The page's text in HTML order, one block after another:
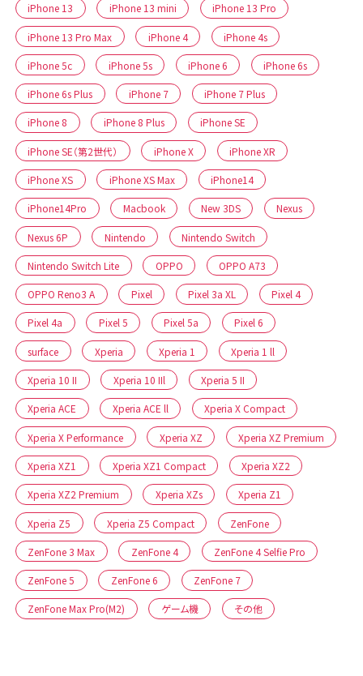
iPhone 13 iPhone 13 mini iPhone 13 Pro
iPhone 13 Pro Max iPhone 4 iPhone 4s
iPhone 5c iPhone 5s iPhone 6 iPhone 6s
iPhone 6s Plus iPhone 7 iPhone 7 Plus
iPhone 8 iPhone 8 Plus iPhone SE
iPhone SE（第2世代） iPhone X iPhone XR
iPhone XS iPhone XS Max iPhone14
iPhone14Pro Macbook New 3DS Nexus
Nexus 6P Nintendo Nintendo Switch
Nintendo Switch Lite OPPO OPPO A73
OPPO Reno3 A Pixel Pixel 3a XL Pixel 4
Pixel 4a Pixel 5 Pixel 5a Pixel 6
surface Xperia Xperia 1 Xperia 1 ll
Xperia 10 II Xperia 10 IIl Xperia 5 II
Xperia ACE Xperia ACE ll Xperia X Compact
Xperia X Performance Xperia XZ Xperia XZ Premium
Xperia XZ1 Xperia XZ1 Compact Xperia XZ2
Xperia XZ2 Premium Xperia XZs Xperia Z1
Xperia Z5 Xperia Z5 Compact ZenFone
ZenFone 3 Max ZenFone 4 ZenFone 4 Selfie Pro
ZenFone 5 ZenFone 6 ZenFone 7
ZenFone Max Pro(M2) ゲーム機 その他